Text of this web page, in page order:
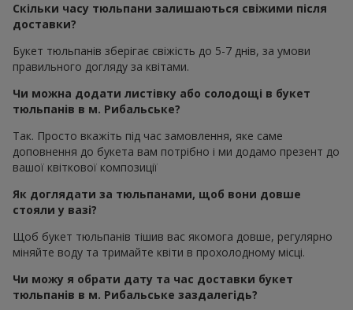
Скільки часу тюльпани залишаються свіжими після
доставки?
Букет тюльпанів зберігає свіжість до 5-7 днів, за умови
правильного догляду за квітами.
Чи можна додати листівку або солодощі в букет
тюльпанів в м. Рибальське?
Так. Просто вкажіть під час замовлення, яке саме
доповнення до букета вам потрібно і ми додамо презент до
вашої квіткової композиції
Як доглядати за тюльпанами, щоб вони довше
стояли у вазі?
Щоб букет тюльпанів тішив вас якомога довше, регулярно
міняйте воду та тримайте квіти в прохолодному місці.
Чи можу я обрати дату та час доставки букет
тюльпанів в м. Рибальське заздалегідь?